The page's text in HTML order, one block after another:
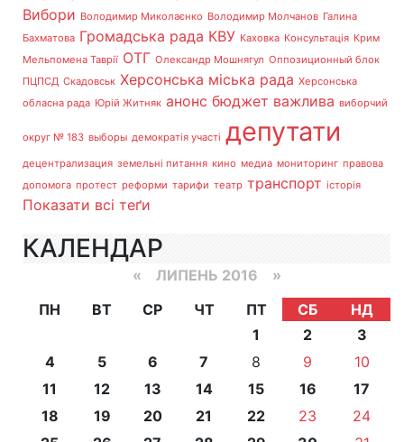
Вибори Володимир Миколаєнко Володимир Молчанов Галина
Бахматова Громадська рада КВУ Каховка Консультація Крим
Мельпомена Таврії ОТГ Олександр Мошнягул Оппозиционный блок
ПЦПСД Скадовськ Херсонська міська рада Херсонська
обласна рада Юрій Житняк анонс бюджет важлива виборчий
округ № 183 выборы демократія участі депутати
децентрализация земельні питання кино медиа мониторинг правова
допомога протест реформи тарифи театр транспорт історія
Показати всі теґи
КАЛЕНДАР
« ЛИПЕНЬ 2016 »
ПН
ВТ СР ЧТ ПТ СБ
НД
1
2
3
4
5 6 7 8 9
10
11
12 13 14 15 16
17
18
19 20 21 22 23
24